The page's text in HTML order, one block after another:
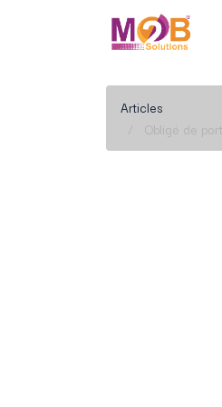
Articles
Obligé de